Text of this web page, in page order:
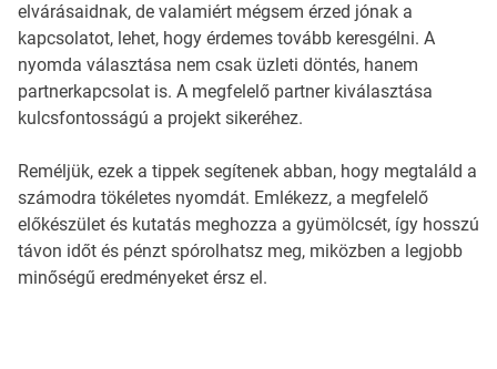
elvárásaidnak, de valamiért mégsem érzed jónak a
kapcsolatot, lehet, hogy érdemes tovább keresgélni. A
nyomda választása nem csak üzleti döntés, hanem
partnerkapcsolat is. A megfelelő partner kiválasztása
kulcsfontosságú a projekt sikeréhez.
Reméljük, ezek a tippek segítenek abban, hogy megtaláld a
számodra tökéletes nyomdát. Emlékezz, a megfelelő
előkészület és kutatás meghozza a gyümölcsét, így hosszú
távon időt és pénzt spórolhatsz meg, miközben a legjobb
minőségű eredményeket érsz el.